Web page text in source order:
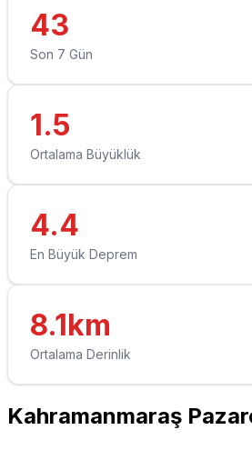
43
Son 7 Gün
1.5
Ortalama Büyüklük
4.4
En Büyük Deprem
8.1km
Ortalama Derinlik
Kahramanmaraş